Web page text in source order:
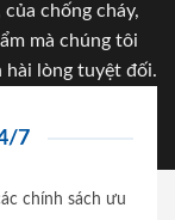
chống cháy,
mà chúng tôi
hài lòng tuyệt đối.
7
chính sách ưu